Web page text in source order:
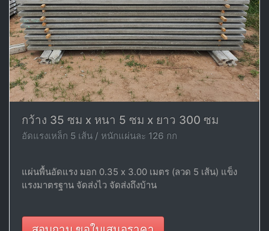
กว้าง 35 ซม x หนา 5 ซม x ยาว 300 ซม
อัดแรงเหล็ก 5 เส้น / หนักแผ่นละ 126 กก
แผ่นพื้นอัดแรง มอก 0.35 x 3.00 เมตร (ลวด 5 เส้น) แข็ง
แรงมาตรฐาน จัดส่งไว จัดส่งถึงบ้าน